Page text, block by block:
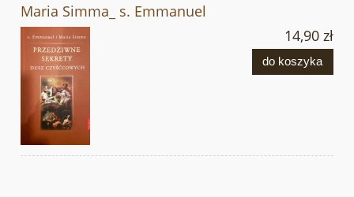
Maria Simma_ s. Emmanuel
14,90 zł
do koszyka